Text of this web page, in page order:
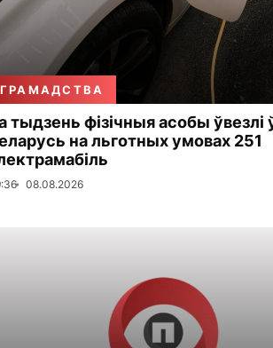
ГРАМАДСТВА
тыдзень фізічныя асобы ўвезлі
на льготных умовах 251
08.08.2026